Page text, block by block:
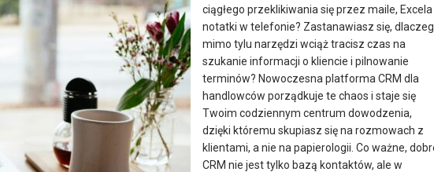
ciągłego przeklikiwania się przez maile, Excela
notatki w telefonie? Zastanawiasz się,
mimo tylu narzędzi wciąż tracisz czas na
szukanie informacji o kliencie i pilnowanie
terminów? Nowoczesna platforma CRM dla
handlowców porządkuje te chaos i staje się
Twoim codziennym centrum dowodzenia,
dzięki któremu skupiasz się na rozmowach z
klientami, a nie na papierologii. Co ważne,
CRM nie jest tylko bazą kontaktów, ale w